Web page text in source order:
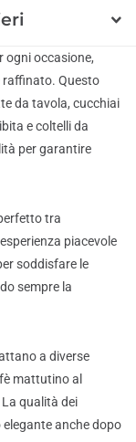
ogni occasione,
Questo
da tavola, cucchiai
e coltelli da
per garantire
tra
piacevole
soddisfare le
sempre la
a diverse
mattutino al
qualità dei
anche dopo